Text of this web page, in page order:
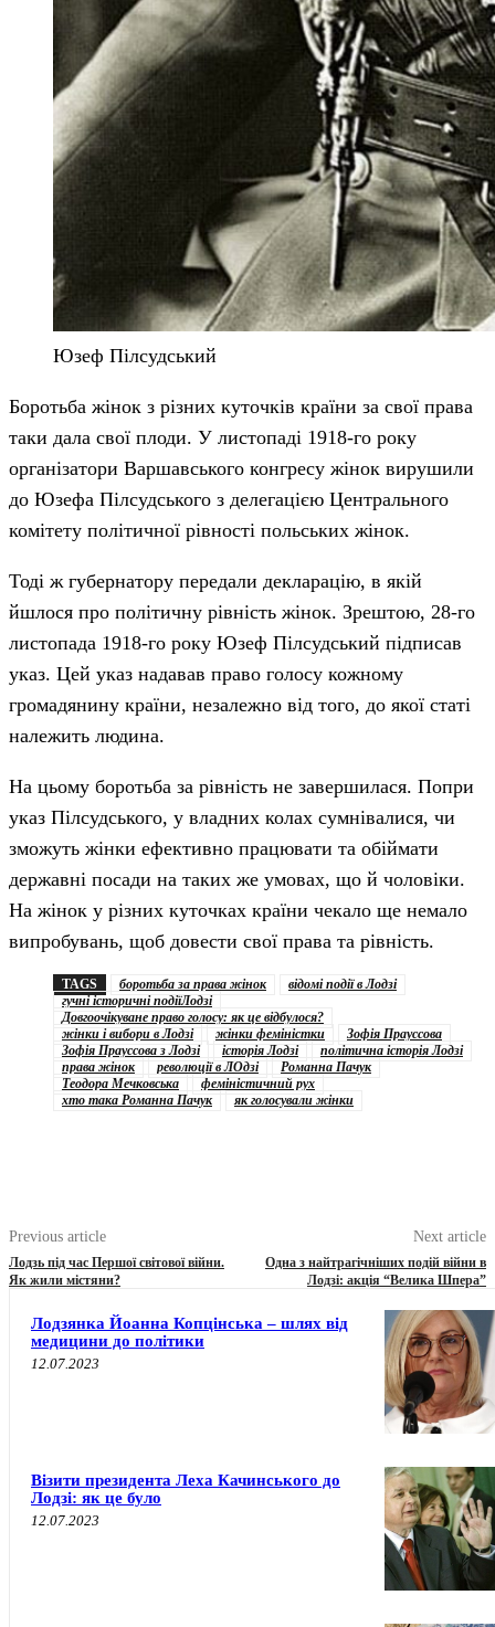
Юзеф Пілсудський
Боротьба жінок з різних куточків країни за свої права
таки дала свої плоди. У листопаді 1918-го року
організатори Варшавського конгресу жінок вирушили
до Юзефа Пілсудського з делегацією Центрального
комітету політичної рівності польських жінок.
Тоді ж губернатору передали декларацію, в якій
йшлося про політичну рівність жінок. Зрештою, 28-го
листопада 1918-го року Юзеф Пілсудський підписав
указ. Цей указ надавав право голосу кожному
громадянину країни, незалежно від того, до якої статі
належить людина.
На цьому боротьба за рівність не завершилася. Попри
указ Пілсудського, у владних колах сумнівалися, чи
зможуть жінки ефективно працювати та обіймати
державні посади на таких же умовах, що й чоловіки.
На жінок у різних куточках країни чекало ще немало
випробувань, щоб довести свої права та рівність.
TAGS боротьба за права жінок
відомі події в Лодзі
гучні історичні подіїЛодзі
Довгоочікуване право голосу: як це відбулося?
жінки і вибори в Лодзі
жінки феміністки
Зофія Прауссова
Зофія Прауссова з Лодзі
історія Лодзі
політична історія Лодзі
права жінок
революції в ЛОдзі
Романна Пачук
Теодора Мечковська
феміністичний рух
хто така Романна Пачук
як голосували жінки
Previous article
Лодзь під час Першої світової війни.
Як жили містяни?
Next article
Одна з найтрагічніших подій війни в
Лодзі: акція “Велика Шпера”
Лодзянка Йоанна Копцінська – шлях від
медицини до політики
12.07.2023
Візити президента Леха Качинського до
Лодзі: як це було
12.07.2023